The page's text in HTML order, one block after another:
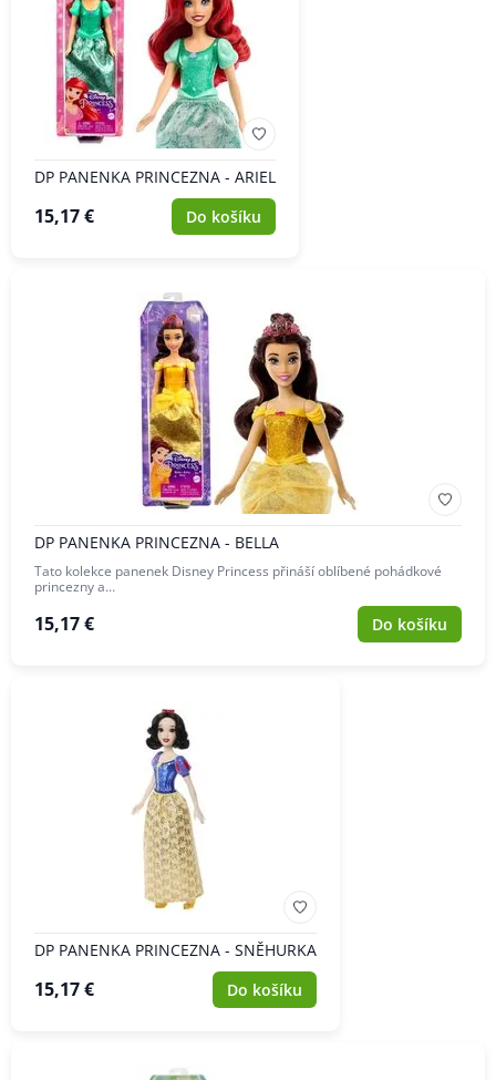
DP PANENKA PRINCEZNA - ARIEL
15,17 € Do košíku
DP PANENKA PRINCEZNA - BELLA
Tato kolekce panenek Disney Princess přináší oblíbené pohádkové
princezny a…
15,17 € Do košíku
DP PANENKA PRINCEZNA - SNĚHURKA
15,17 € Do košíku